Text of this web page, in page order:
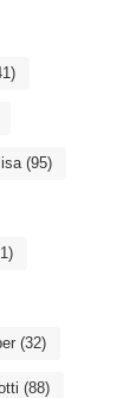
(95)
(32)
(88)